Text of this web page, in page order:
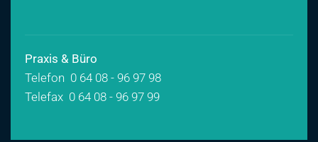
Praxis & Büro
Telefon 0 64 08 - 96 97 98
Telefax 0 64 08 - 96 97 99